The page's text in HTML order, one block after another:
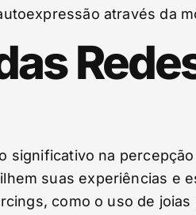
através da
significativo na
suas experiências e
como o uso de